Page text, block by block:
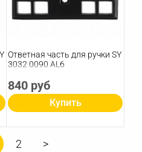
Ответная часть для ручки SY
3032 0090 AL6
840 руб
Купить
2